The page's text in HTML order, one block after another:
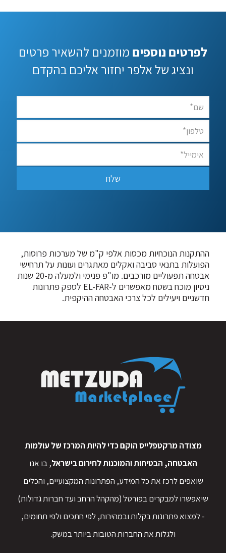
לפרטים נוספים מוזמנים להשאיר פרטים
ונציג של אלפר יחזור אליכם בהקדם
ההתקנות הנוכחיות מכסות אלפי ק"מ של מערכות פרוסות,
הפועלות בתנאי סביבה ואקלים מאתגרים ועונות על תרחישי
אבטחה תפעוליים מורכבים. מו"פ פנימי ולמעלה מ-20 שנות
ניסיון מוכח בשטח מאפשרים ל-EL-FAR לספק פתרונות
חדשניים ויעילים לכל צרכי האבטחה ההיקפית.
מצודה מרקטפלייס הוקם כדי להיות המרכז של עולמות
האבטחה, הבטיחות והמוכנות לחירום בישראל, בו אנו
שואפים לרכז את כל המידע, הפתרונות המקצועיים, והכלים
שיאפשרו למבקרים בפורטל (מהקהל הרחב ועד חברות גדולות)
- למצוא פתרונות בקלות ובמהירות, לפי חתכים ולפי תחומים,
ולגלות את החברות הטובות ביותר במשק.